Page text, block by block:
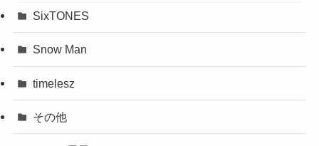
SixTONES
Snow Man
timelesz
その他